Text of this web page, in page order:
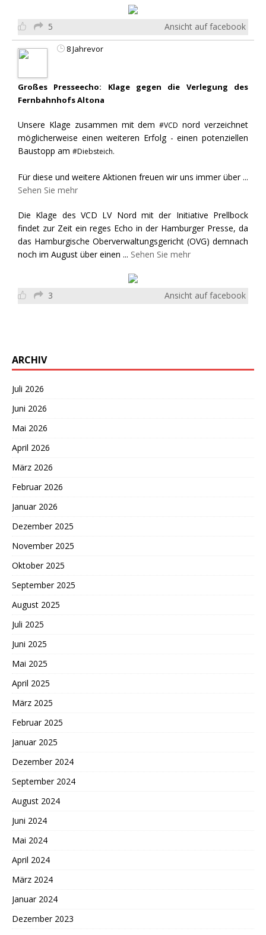
5 Ansicht auf facebook
8 Jahrevor
Großes Presseecho: Klage gegen die Verlegung des
Fernbahnhofs Altona
Unsere Klage zusammen mit dem#VCD nord verzeichnet
möglicherweise einen weiteren Erfolg - einen potenziellen
Baustopp am #Diebsteich.
Für diese und weitere Aktionen freuen wir uns immer über ...
Sehen Sie mehr
Die Klage des VCD LV Nord mit der Initiative Prellbock
findet zur Zeit ein reges Echo in der Hamburger Presse, da
das Hamburgische Oberverwaltungsgericht (OVG) demnach
noch im August über einen ... Sehen Sie mehr
3 Ansicht auf facebook
ARCHIV
Juli 2026
Juni 2026
Mai 2026
April 2026
März 2026
Februar 2026
Januar 2026
Dezember 2025
November 2025
Oktober 2025
September 2025
August 2025
Juli 2025
Juni 2025
Mai 2025
April 2025
März 2025
Februar 2025
Januar 2025
Dezember 2024
September 2024
August 2024
Juni 2024
Mai 2024
April 2024
März 2024
Januar 2024
Dezember 2023